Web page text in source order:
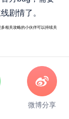
剧情了。
相关攻略的小伙伴可以持续关
微博分享